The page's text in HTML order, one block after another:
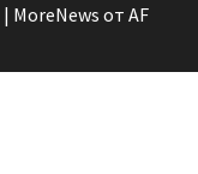
| MoreNews от AF